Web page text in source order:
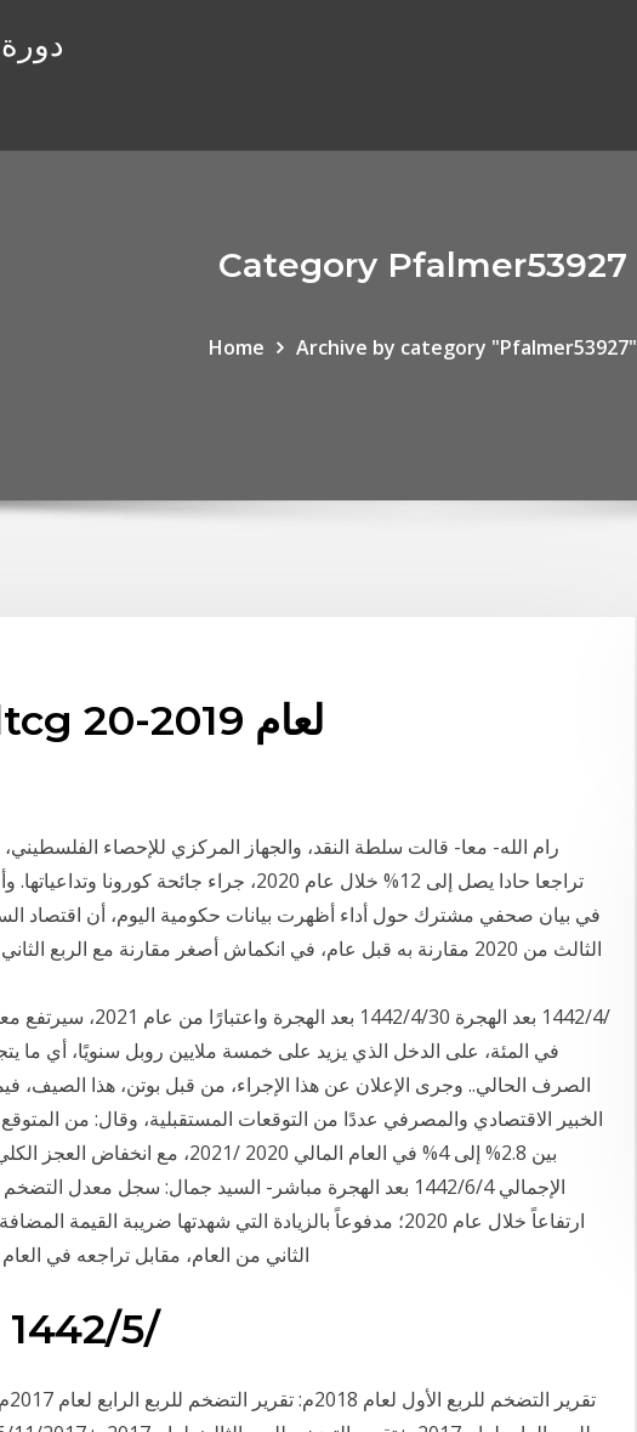
Category Pfalmer53927
Home Archive by category "Pfalmer53927"
معدل ضريبة ltcg لعام 2019-20
رام الله- معا- قالت سلطة النقد، والجهاز المركزي للإحصاء الفلسطيني،
تراجعا حادا يصل إلى 12% خلال عام 2020، جراء
الثالث من 2020 مقارنة به قبل عام، في انكماش أصغر مقارنة مع الربع
الصرف الحالي.. وجرى الإعلان عن هذا الإجراء، من قبل بوتن، هذا الصيف،
الخبير الاقتصادي والمصرفي عددًا من التوقعات المستقبلية، وقال: من
الإجمالي 4‏‏/6‏‏/1442 بعد الهجرة مباشر- السيد جمال: سجل معدل
الثاني من العام، مقابل تراجعه في العام 2019. وبلغ المتوسط السنوي
26‏‏/5‏‏/1442 بعد الهجرة